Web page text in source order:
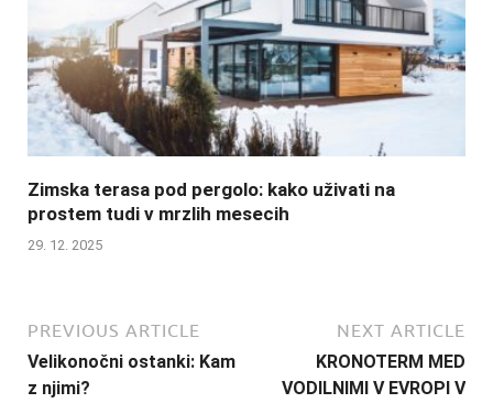
Zimska terasa pod pergolo: kako uživati na
prostem tudi v mrzlih mesecih
29. 12. 2025
PREVIOUS ARTICLE
Velikonočni ostanki: Kam
z njimi?
NEXT ARTICLE
KRONOTERM MED
VODILNIMI V EVROPI V